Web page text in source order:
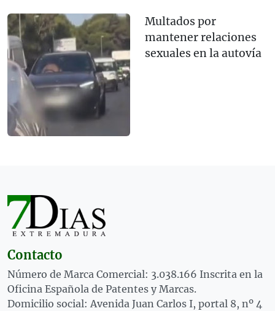
Multados por
mantener relaciones
sexuales en la autovía
Contacto
Número de Marca Comercial: 3.038.166 Inscrita en la
Oficina Española de Patentes y Marcas.
Domicilio social: Avenida Juan Carlos I, portal 8, nº 4